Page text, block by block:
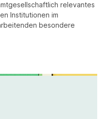
relevantes
Institutionen im
besondere